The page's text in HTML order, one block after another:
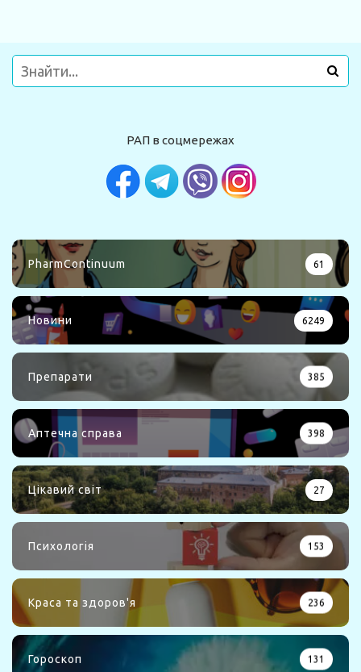
РАП в соцмережах
PharmContinuum 61
Новини 6249
Препарати 385
Аптечна справа 398
Цікавий світ 27
Психологія 153
Краса та здоров'я 236
Гороскоп 131